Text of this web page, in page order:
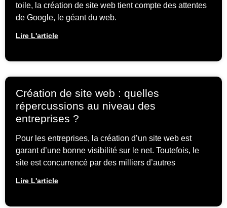
toile, la création de site web tient compte des attentes
de Google, le géant du web.
Lire L'article
Création de site web : quelles
répercussions au niveau des
entreprises ?
Pour les entreprises, la création d’un site web est
garant d’une bonne visibilité sur le net. Toutefois, le
site est concurrencé par des milliers d’autres
Lire L'article